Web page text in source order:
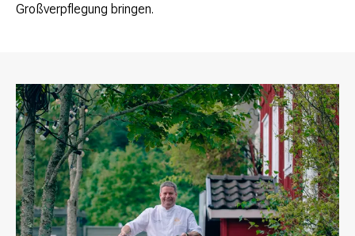
Großverpflegung bringen.